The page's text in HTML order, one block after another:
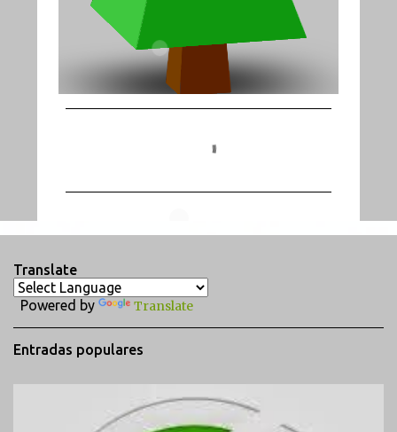
n
a
r
o
s
Translate
Powered by Translate
Entradas populares